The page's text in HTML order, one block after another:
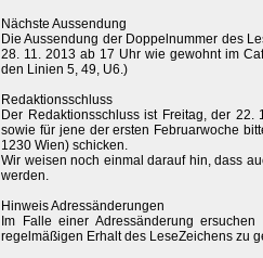
Nächste Aussendung
Die Aussendung der Doppelnummer des
28. 11. 2013 ab 17 Uhr wie gewohnt im
den Linien 5, 49, U6.)
Redaktionsschluss
Der Redaktionsschluss ist Freitag, der
sowie für jene der ersten Februarwoche
1230 Wien) schicken.
Wir weisen noch einmal darauf hin, dass
werden.
Hinweis Adressänderungen
Im Falle einer Adressänderung
regelmäßigen Erhalt des LeseZeichens zu